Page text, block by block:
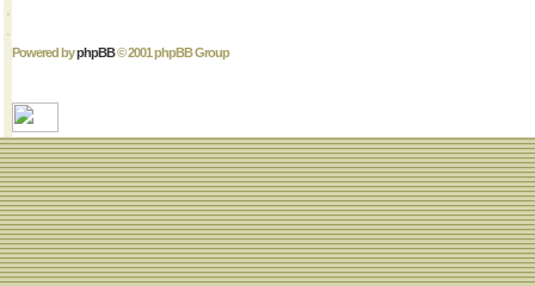
Powered byphpBB© 2001 phpBB Group